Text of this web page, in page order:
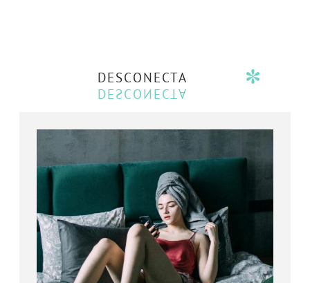
DESCONECTA